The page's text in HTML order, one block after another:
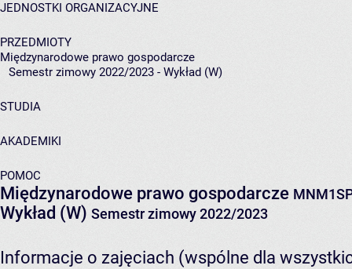
JEDNOSTKI ORGANIZACYJNE
PRZEDMIOTY
Międzynarodowe prawo gospodarcze
Semestr zimowy 2022/2023 - Wykład (W)
STUDIA
AKADEMIKI
POMOC
Międzynarodowe prawo gospodarcze
Wykład (W) Semestr zimowy 2022/2023
Informacje o zajęciach (wspólne dla